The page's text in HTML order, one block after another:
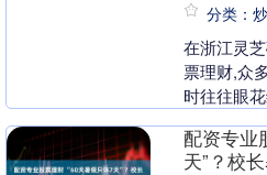
分类：
在浙江灵
票理财,众
时往往眼
粉,我们特
配资专业
天”？校